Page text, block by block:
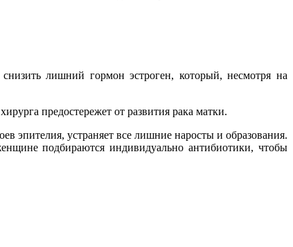
лишний гормон эстроген, который, несмотря на
предостережет от развития рака матки.
эпителия, устраняет все лишние наросты и образования.
подбираются индивидуально антибиотики, чтобы